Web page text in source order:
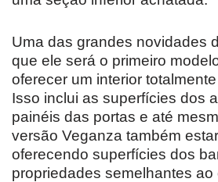
Uma das grandes novidades
que ele será o primeiro
oferecer um interior
Isso inclui as superfícies dos
painéis das portas e até
versão Veganza também
oferecendo superfícies dos
propriedades semelhantes ao